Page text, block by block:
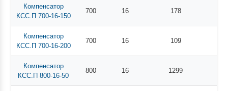
Компенсатор
КСС.П 700-16-150
700 16 178
Компенсатор
КСС.П 700-16-200
700 16 109
Компенсатор
КСС.П 800-16-50
800 16 1299